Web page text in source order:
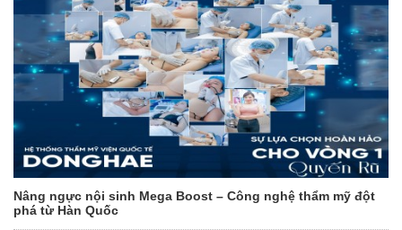
Nâng ngực nội sinh Mega Boost – Công nghệ thẩm mỹ đột
phá từ Hàn Quốc